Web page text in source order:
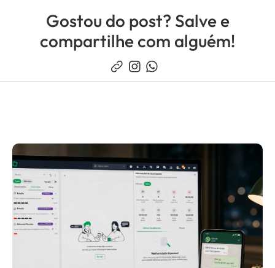
Gostou do post? Salve e
compartilhe com alguém!